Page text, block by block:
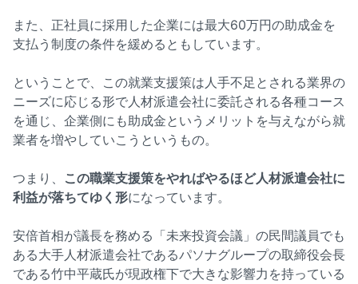
また、正社員に採用した企業には最大60万円の助成金を
支払う制度の条件を緩めるともしています。
ということで、この就業支援策は人手不足とされる業界の
ニーズに応じる形で人材派遣会社に委託される各種コース
を通じ、企業側にも助成金というメリットを与えながら就
業者を増やしていこうというもの。
つまり、 この職業支援策をやればやるほど人材派遣会社に
利益が落ちてゆく形になっています。
安倍首相が議長を務める「未来投資会議」の民間議員でも
ある大手人材派遣会社であるパソナグループの取締役会長
である竹中平蔵氏が現政権下で大きな影響力を持っている